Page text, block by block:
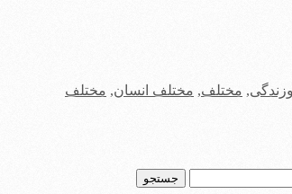
, مختلف, مختلف انسان, مختلف